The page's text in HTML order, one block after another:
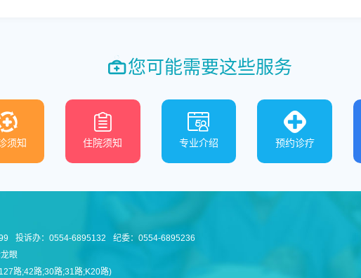
您可能需要这些服务
须知 住院须知 专业介绍 预约诊疗
投诉办：0554-6895132
纪委：0554-6895236
眼
路;42路;30路;31路;K20路)